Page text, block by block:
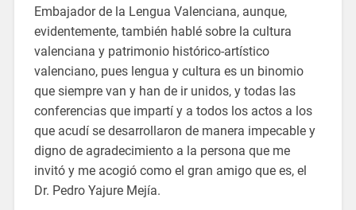
Embajador de la Lengua Valenciana, aunque,
evidentemente, también hablé sobre la cultura
valenciana y patrimonio histórico-artístico
valenciano, pues lengua y cultura es un binomio
que siempre van y han de ir unidos, y todas las
conferencias que impartí y a todos los actos a los
que acudí se desarrollaron de manera impecable y
digno de agradecimiento a la persona que me
invitó y me acogió como el gran amigo que es, el
Dr. Pedro Yajure Mejía.